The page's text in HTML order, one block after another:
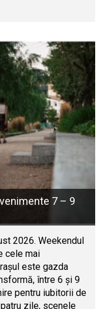
7 – 9
2026. Weekendul
cele mai
este gazda
între 6 și 9
pentru iubitorii de
zile, scenele